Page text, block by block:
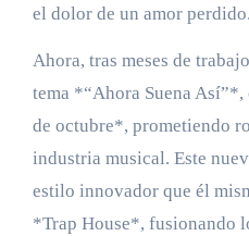
el dolor de un amor perdido.
Ahora, tras meses de
tema *“Ahora Suena
de octubre*, prometiendo
industria musical. Este
estilo innovador que él
*Trap House*, fusionando